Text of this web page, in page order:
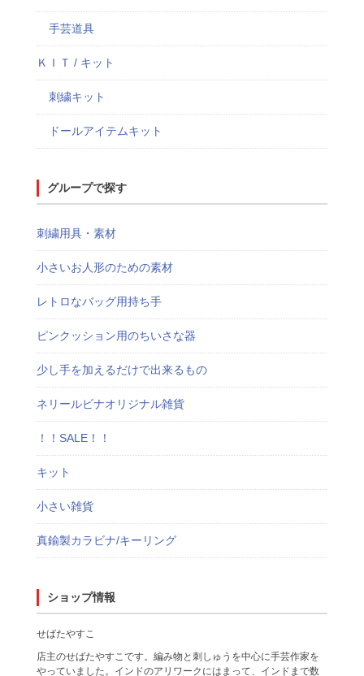
手芸道具
ＫＩＴ / キット
刺繍キット
ドールアイテムキット
グループで探す
刺繍用具・素材
小さいお人形のための素材
レトロなバッグ用持ち手
ピンクッション用のちいさな器
少し手を加えるだけで出来るもの
ネリールビナオリジナル雑貨
！！SALE！！
キット
小さい雑貨
真鍮製カラビナ/キーリング
ショップ情報
せばたやすこ
店主のせばたやすこです。編み物と刺しゅうを中心に手芸作家を
やっていました。インドのアリワークにはまって、インドまで数